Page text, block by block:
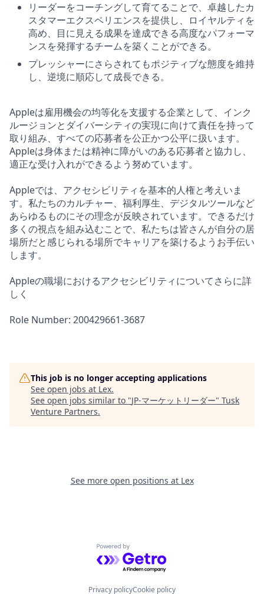
リーダーをコーチングして育てることで、卓越したカ
スタマーエクスペリエンスを提供し、ロイヤルティを
高め、目に見える成果を達成できる高度なパフォーマ
ンスを発揮するチームを築くことができる。
プレッシャーにさらされてもポジティブな態度を維持
し、逆境に順応して成長できる。
Appleは雇用機会の均等化を支援する企業として、インク
ルージョンとダイバーシティの実現に向けて責任を持って
取り組み、すべての応募者を公正かつ公平に扱います。
Appleは身体または精神に障がいのある応募者と協力し、
適正な受け入れができるよう努めています。
Appleでは、アクセシビリティを基本的人権と考えいま
す。私たちのカルチャー、福利厚生、デジタルツールなど
あらゆるものにその理念が反映されています。できるだけ
多くの視点を組み込むことで、私たちは皆さんが自分の居
場所だと感じられる場所でキャリアを築けるようお手伝い
します。
Appleの職場におけるアクセシビリティについてさらに詳
しく
Role Number: 200429661-3687
This job is no longer accepting applications
See open jobs at Lex.
See open jobs similar to "JP-マーケットリーダー" Tusk
Venture Partners.
See more open positions at Lex
Powered by Getro.com
Privacy policyCookie policy